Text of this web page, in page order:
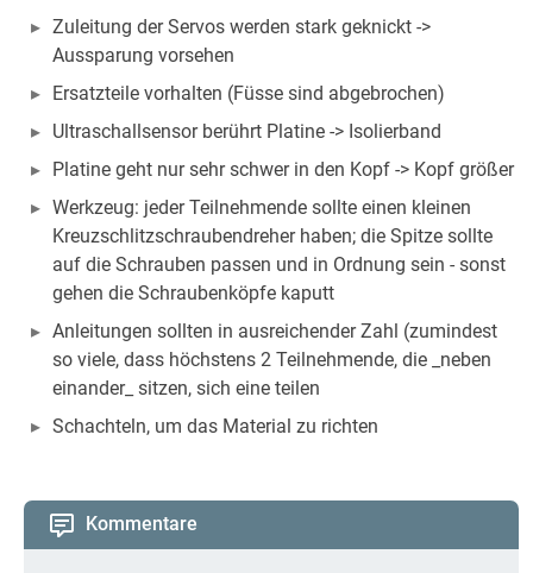
Zuleitung der Servos werden stark geknickt ->
Aussparung vorsehen
Ersatzteile vorhalten (Füsse sind abgebrochen)
Ultraschallsensor berührt Platine -> Isolierband
Platine geht nur sehr schwer in den Kopf -> Kopf größer
Werkzeug: jeder Teilnehmende sollte einen kleinen
Kreuzschlitzschraubendreher haben; die Spitze sollte
auf die Schrauben passen und in Ordnung sein - sonst
gehen die Schraubenköpfe kaputt
Anleitungen sollten in ausreichender Zahl (zumindest
so viele, dass höchstens 2 Teilnehmende, die _neben
einander_ sitzen, sich eine teilen
Schachteln, um das Material zu richten
Kommentare